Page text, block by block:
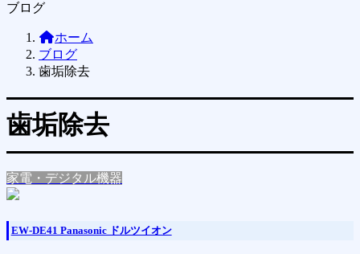
ブログ
ホーム
ブログ
歯垢除去
歯垢除去
家電・デジタル機器
EW-DE41 Panasonic ドルツイオン